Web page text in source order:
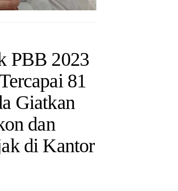
PBB 2023
81
Giatkan
dan
di Kantor